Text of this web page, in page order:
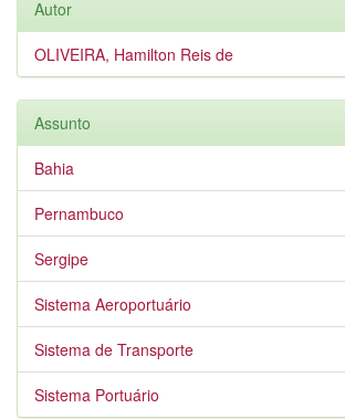
Autor
OLIVEIRA, Hamilton Reis de
Assunto
Bahia
Pernambuco
Sergipe
Sistema Aeroportuário
Sistema de Transporte
Sistema Portuário